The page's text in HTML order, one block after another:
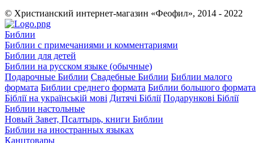
© Христианский интернет-магазин «Феофил», 2014 - 2022
Библии
Библии с примечаниями и комментариями
Библии для детей
Библии на русском языке (обычные)
Подарочные Библии Свадебные Библии Библии малого
формата Библии среднего формата Библии большого формата
Біблії на українській мові Дитячі Біблії Подарункові Біблії
Библии настольные
Новый Завет, Псалтырь, книги Библии
Библии на иностранных языках
Канцтовары